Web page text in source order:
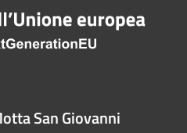
San Giovanni